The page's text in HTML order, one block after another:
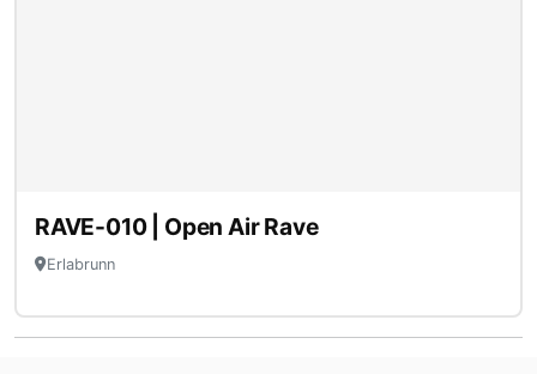
RAVE-010 | Open Air Rave
Erlabrunn